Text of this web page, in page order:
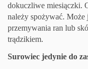
dokuczliwe miesiączki.
należy spożywać. Może
przemywania ran lub
trądzikiem.
Surowiec jedynie do